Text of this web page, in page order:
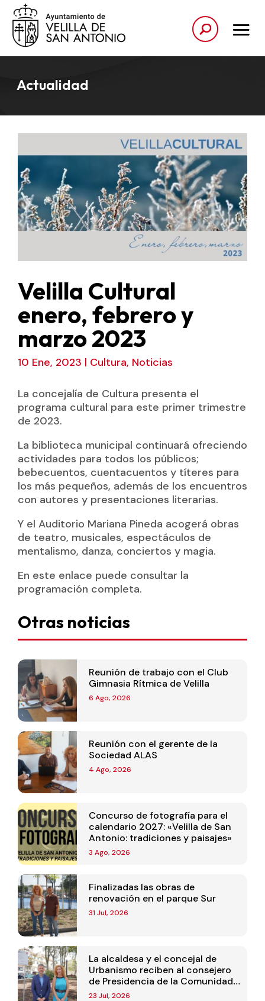
Actualidad
Velilla Cultural
enero, febrero y
marzo 2023
10 Ene, 2023 | Cultura, Noticias
La concejalía de Cultura presenta el
programa cultural para este primer trimestre
de 2023.
La biblioteca municipal continuará ofreciendo
actividades para todos los públicos;
bebecuentos, cuentacuentos y títeres para
los más pequeños, además de los encuentros
con autores y presentaciones literarias.
Y el Auditorio Mariana Pineda acogerá obras
de teatro, musicales, espectáculos de
mentalismo, danza, conciertos y magia.
En este enlace puede consultar la
programación completa.
Otras noticias
Reunión de trabajo con el Club
Gimnasia Rítmica de Velilla
6 Ago, 2026
Reunión con el gerente de la
Sociedad ALAS
4 Ago, 2026
Concurso de fotografía para el
calendario 2027: «Velilla de San
Antonio: tradiciones y paisajes»
3 Ago, 2026
Finalizadas las obras de
renovación en el parque Sur
31 Jul, 2026
La alcaldesa y el concejal de
Urbanismo reciben al consejero
de Presidencia de la Comunidad
de Madrid
23 Jul, 2026